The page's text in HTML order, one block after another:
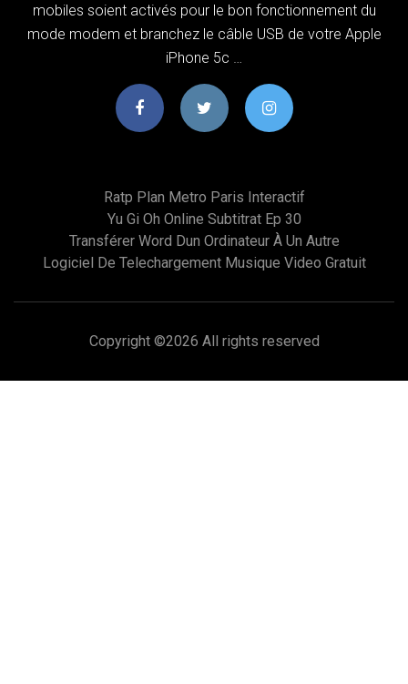
mobiles soient activés pour le bon fonctionnement du
mode modem et branchez le câble USB de votre Apple
iPhone 5c …
Ratp Plan Metro Paris Interactif
Yu Gi Oh Online Subtitrat Ep 30
Transférer Word Dun Ordinateur À Un Autre
Logiciel De Telechargement Musique Video Gratuit
Copyright ©2026 All rights reserved